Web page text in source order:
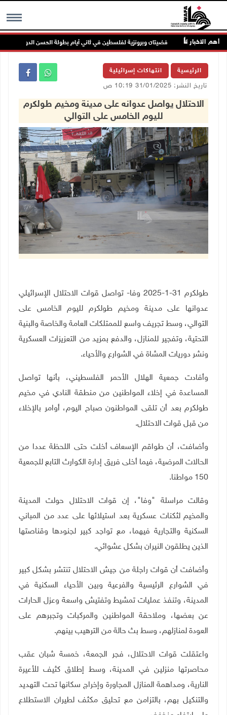
MENU أهم الاخبار فضيتان وبرونزية لفلسطين في ثاني أيام بطولة الحسن الدولية للتايكواندو
الرئيسية انتهاكات إسرائيلية
تاريخ النشر: 31/01/2025 10:19 ص
الاحتلال يواصل عدوانه على مدينة ومخيم طولكرم
لليوم الخامس على التوالي
طولكرم 31-1-2025 وفا- تواصل قوات الاحتلال الإسرائيلي
عدوانها على مدينة ومخيم طولكرم لليوم الخامس على
التوالي، وسط تجريف واسع للممتلكات العامة والخاصة والبنية
التحتية، وتفجير للمنازل، والدفع بمزيد من التعزيزات العسكرية
ونشر دوريات المشاة في الشوارع والأحياء.
وأفادت جمعية الهلال الأحمر الفلسطيني، بأنها تواصل
المساعدة في إخلاء المواطنين من منطقة النادي في مخيم
طولكرم بعد أن تلقى المواطنون صباح اليوم، أوامر بالإخلاء
من قبل قوات الاحتلال.
وأضافت، أن طواقم الإسعاف أخلت حتى اللحظة عددا من
الحالات المرضية، فيما أخلى فريق إدارة الكوارث التابع للجمعية
150 مواطنا
.
وقالت مراسلة "وفا"، إن قوات الاحتلال حولت المدينة
والمخيم لثكنات عسكرية بعد استيلائها على عدد من المباني
السكنية والتجارية فيهما، مع تواجد كبير لجنودها وقناصتها
الذين يطلقون النيران بشكل عشوائي.
وأضافت أن قوات راجلة من جيش الاحتلال تنتشر بشكل كبير
في الشوارع الرئيسية والفرعية وبين الأحياء السكنية في
المدينة، وتنفذ عمليات تمشيط وتفتيش واسعة وعزل الحارات
عن بعضها، وملاحقة المواطنين والمركبات وتجبرهم على
العودة لمنازلهم، وسط بث حالة من الترهيب بينهم.
واعتقلت قوات الاحتلال، فجر الجمعة، خمسة شبان عقب
محاصرتها منزلين في المدينة، وسط إطلاق كثيف للأعيرة
النارية، ومداهمة المنازل المجاورة وإخراج سكانها تحت التهديد
والتنكيل بهم، بالتزامن مع تحليق مكثف لطيران الاستطلاع